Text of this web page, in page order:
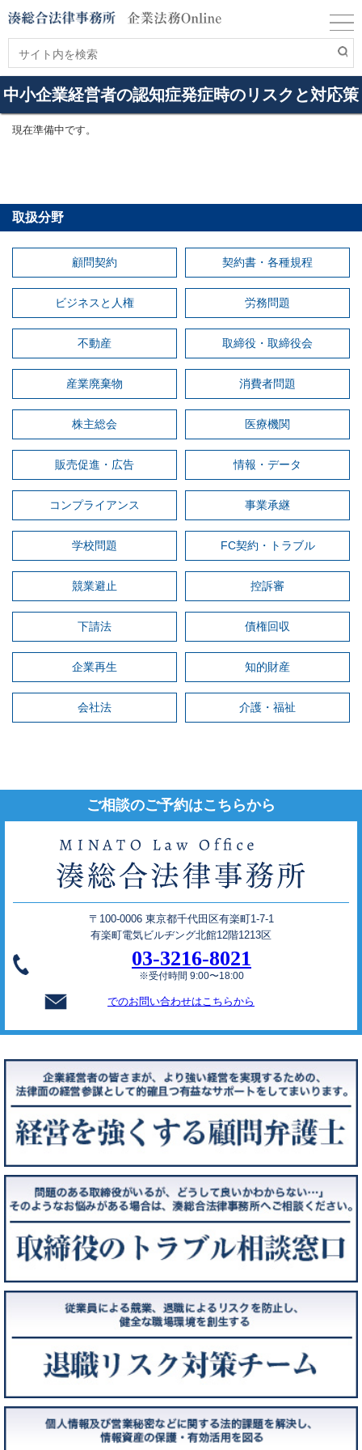
中小企業経営者の認知症発症時のリスクと対応策
現在準備中です。
取扱分野
顧問契約 契約書・各種規程
ビジネスと人権 労務問題
不動産 取締役・取締役会
産業廃棄物 消費者問題
株主総会 医療機関
販売促進・広告 情報・データ
コンプライアンス 事業承継
学校問題 FC契約・トラブル
競業避止 控訴審
下請法 債権回収
企業再生 知的財産
会社法 介護・福祉
ご相談のご予約はこちらから
〒100-0006 東京都千代田区有楽町1-7-1
有楽町電気ビルヂング北館12階1213区
03-3216-8021
※受付時間 9:00〜18:00
でのお問い合わせはこちらから